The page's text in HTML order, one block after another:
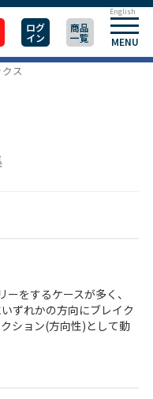
ログ
イン
商品
一覧 MENU
English
ス
をするケースが多く、
ずれかの方向にブレイク
ション(方向性)として動